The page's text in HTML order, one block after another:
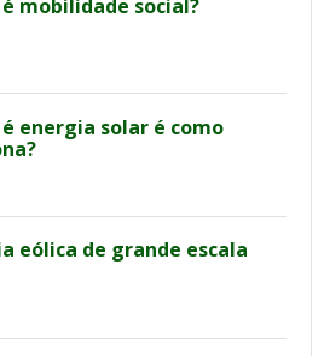
é mobilidade social?
é energia solar é como
eólica de grande escala